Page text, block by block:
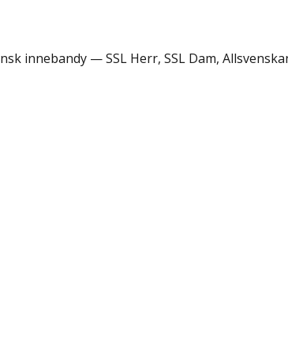
innebandy — SSL Herr, SSL Dam,